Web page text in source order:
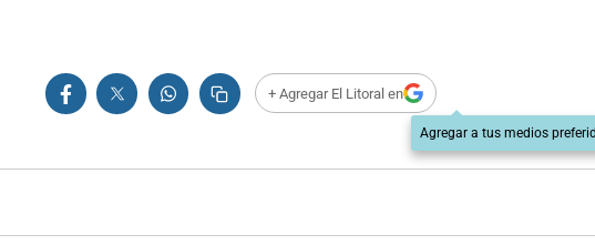
+ Agregar El Litoral en
Agregar a tus medios